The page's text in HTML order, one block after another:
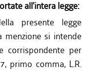
all’intera legge:
presente legge
menzione si intende
corrispondente per
primo comma, L.R.